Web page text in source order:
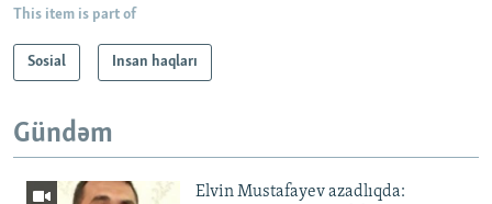
This item is part of
Sosial Insan haqları
Gündəm
Elvin Mustafayev azadlıqda: